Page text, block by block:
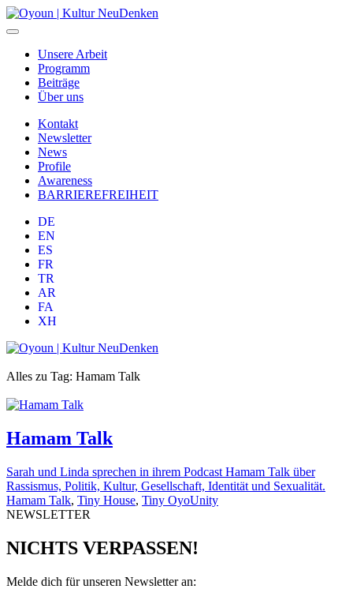
Unsere Arbeit
Programm
Beiträge
Über uns
Kontakt
Newsletter
News
Profile
Awareness
BARRIEREFREIHEIT
DE
EN
ES
FR
TR
AR
FA
XH
Alles zu Tag: Hamam Talk
Hamam Talk
Sarah und Linda sprechen in ihrem Podcast Hamam Talk über
Rassismus, Politik, Kultur, Gesellschaft, Identität und Sexualität.
Hamam Talk, Tiny House, Tiny OyoUnity
NEWSLETTER
NICHTS VERPASSEN!
Melde dich für unseren Newsletter an: